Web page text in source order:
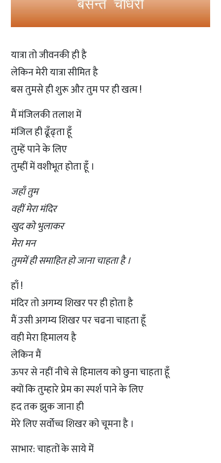
यात्रा तो जीवनकी ही है
लेकिन मेरी यात्रा सीमित है
बस तुमसे ही शुरू और तुम पर ही खत्म !
मैं मंजिलकी तलाश में
मंजिल ही ढूँढ्ता हूँ
तुम्हें पाने के लिए
तुम्हीं में वशीभूत होता हूँ ।
जहाँ तुम
वहीं मेरा मंदिर
खुद को भुलाकर
मेरा मन
तुममें ही समाहित हो जाना चाहता है ।
हाँ !
मंदिर तो अगम्य शिखर पर ही होता है
मैं उसी अगम्य शिखर पर चढना चाहता हूँ
वही मेरा हिमालय है
लेकिन मैं
ऊपर से नहीं नीचे से हिमालय को छुना चाहता हूँ
क्यों कि तुम्हारे प्रेम का स्पर्श पाने के लिए
हद तक झुक जाना ही
मेरे लिए सर्वोच्च शिखर को चूमना है ।
साभार: चाहतों के साये मेंं